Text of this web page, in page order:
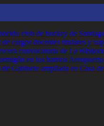
club de hockey de
cargos docentes titulares y
convocatoria de La
en los barrios
Gabinete ampliada en Casa